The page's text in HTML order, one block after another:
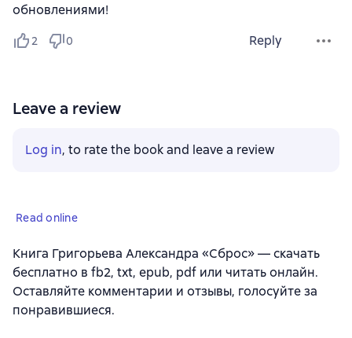
обновлениями!
2 0 Reply
Leave a review
Log in, to rate the book and leave a review
Read online
Книга Григорьева Александра «Сброс» — скачать
бесплатно в fb2, txt, epub, pdf или читать онлайн.
Оставляйте комментарии и отзывы, голосуйте за
понравившиеся.